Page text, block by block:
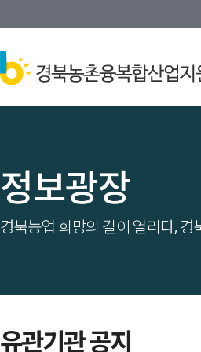
정보광장
경북농업 희망의 길이 열리다,
유관기관 공지